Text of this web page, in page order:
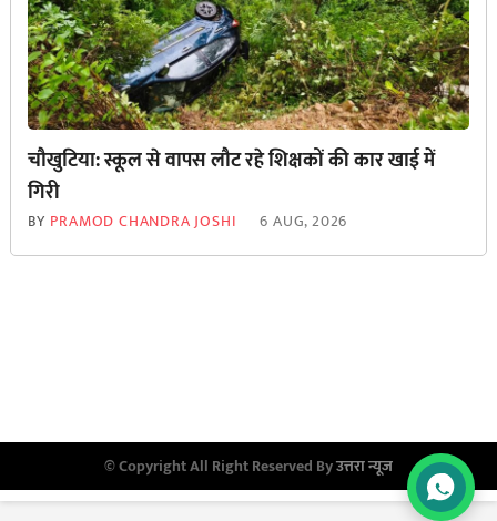
चौखुटिया: स्कूल से वापस लौट रहे शिक्षकों की कार खाई में
गिरी
BY PRAMOD CHANDRA JOSHI 6 AUG, 2026
© Copyright All Right Reserved Byउत्तरा न्यूज